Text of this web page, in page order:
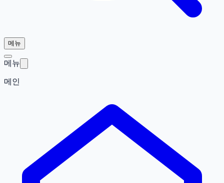
메뉴
메뉴
메인